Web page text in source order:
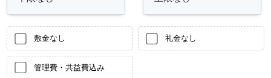
敷金なし 礼金なし
管理費・共益費込み